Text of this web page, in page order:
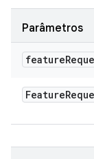
Parâmetros
feature
Feature